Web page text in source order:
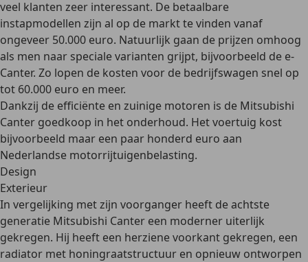
veel klanten zeer interessant. De betaalbare
instapmodellen zijn al op de markt te vinden vanaf
ongeveer 50.000 euro. Natuurlijk gaan de prijzen omhoog
als men naar speciale varianten grijpt, bijvoorbeeld de e-
Canter. Zo lopen de kosten voor de bedrijfswagen snel op
tot 60.000 euro en meer.
Dankzij de efficiënte en zuinige motoren is de Mitsubishi
Canter goedkoop in het onderhoud. Het voertuig kost
bijvoorbeeld maar een paar honderd euro aan
Nederlandse motorrijtuigenbelasting.
Design
Exterieur
In vergelijking met zijn voorganger heeft deachtste
generatie Mitsubishi Canter een moderner uiterlijk
gekregen. Hij heeft een herziene voorkant gekregen, een
radiator met honingraatstructuur en opnieuw ontworpen